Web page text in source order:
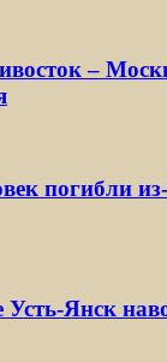
–
погибли
Усть-Янск